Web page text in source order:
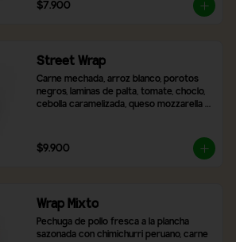
$7.900
Street Wrap
Carne mechada, arroz blanco, porotos
negros, laminas de palta, tomate, choclo,
cebolla caramelizada, queso mozzarella y
$9.900
Wrap Mixto
Pechuga de pollo fresca a la plancha
sazonada con chimichurri peruano, carne